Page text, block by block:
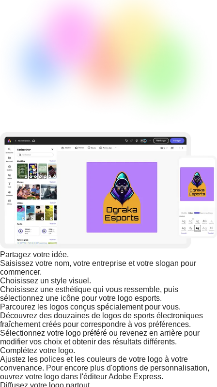
Partagez votre idée.
Saisissez votre nom, votre entreprise et votre slogan pour
commencer.
Choisissez un style visuel.
Choisissez une esthétique qui vous ressemble, puis
sélectionnez une icône pour votre logo esports.
Parcourez les logos conçus spécialement pour vous.
Découvrez des douzaines de logos de sports électroniques
fraîchement créés pour correspondre à vos préférences.
Sélectionnez votre logo préféré ou revenez en arrière pour
modifier vos choix et obtenir des résultats différents.
Complétez votre logo.
Ajustez les polices et les couleurs de votre logo à votre
convenance. Pour encore plus d'options de personnalisation,
ouvrez votre logo dans l'éditeur Adobe Express.
Diffusez votre logo partout.